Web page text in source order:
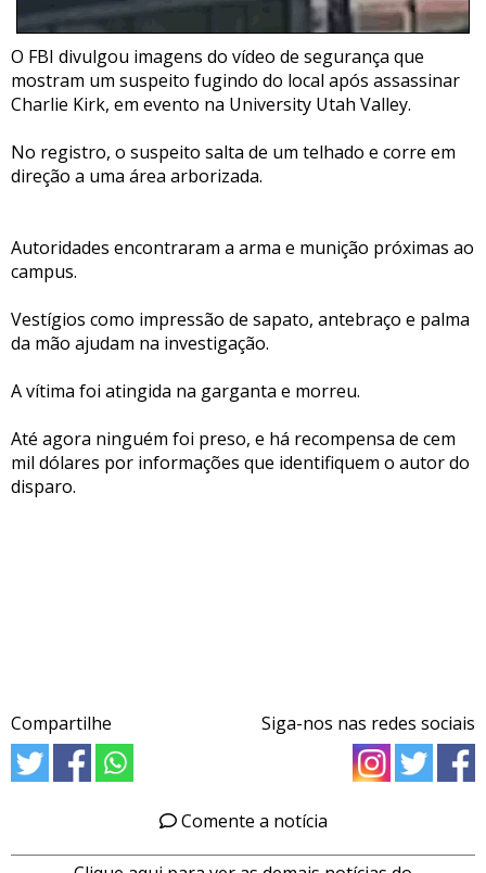
O FBI divulgou imagens do vídeo de segurança que
mostram um suspeito fugindo do local após assassinar
Charlie Kirk, em evento na University Utah Valley.
No registro, o suspeito salta de um telhado e corre em
direção a uma área arborizada.
Autoridades encontraram a arma e munição próximas ao
campus.
Vestígios como impressão de sapato, antebraço e palma
da mão ajudam na investigação.
A vítima foi atingida na garganta e morreu.
Até agora ninguém foi preso, e há recompensa de cem
mil dólares por informações que identifiquem o autor do
disparo.
Compartilhe Siga-nos nas redes sociais
Comente a notícia